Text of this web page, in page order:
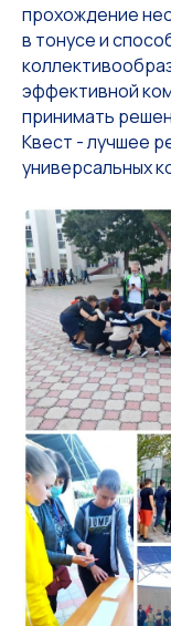
прохождение
в тонусе и
эффективной
принимать
Квест - лучшее
универсальных